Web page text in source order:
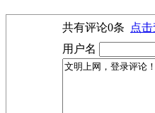
共有评论0条
点
用户名